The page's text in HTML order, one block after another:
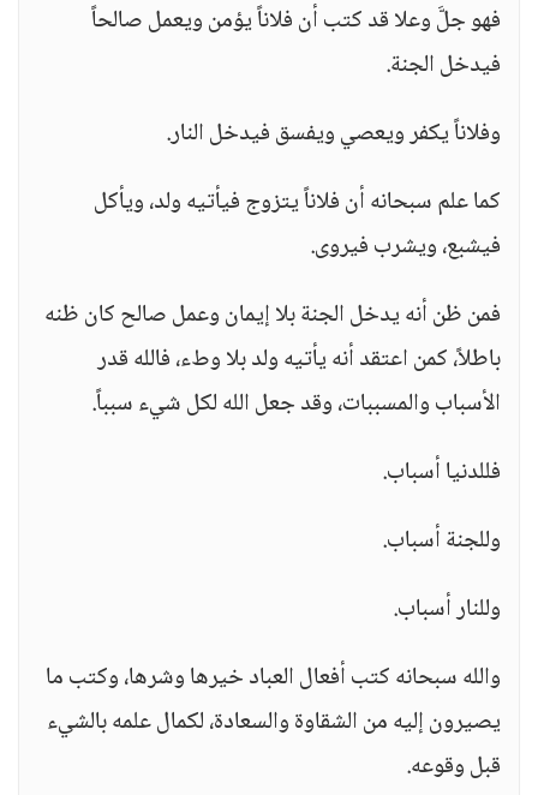
فهو جلَّ وعلا قد كتب أن فلاناً يؤمن ويعمل صالحاً
فيدخل الجنة.
وفلاناً يكفر ويعصي ويفسق فيدخل النار.
كما علم سبحانه أن فلاناً يتزوج فيأتيه ولد، ويأكل
فيشبع، ويشرب فيروى.
فمن ظن أنه يدخل الجنة بلا إيمان وعمل صالح كان ظنه
باطلاً، كمن اعتقد أنه يأتيه ولد بلا وطء، فالله قدر
الأسباب والمسببات، وقد جعل الله لكل شيء سبباً.
فللدنيا أسباب.
وللجنة أسباب.
وللنار أسباب.
والله سبحانه كتب أفعال العباد خيرها وشرها، وكتب ما
يصيرون إليه من الشقاوة والسعادة، لكمال علمه بالشيء
قبل وقوعه.